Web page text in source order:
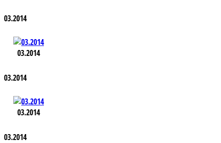
03.2014
03.2014
03.2014
03.2014
03.2014